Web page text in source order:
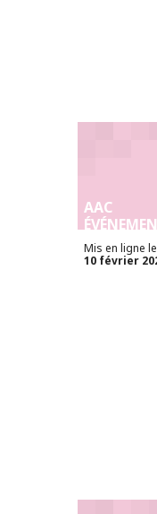
AAC
Mis en ligne le
10 février